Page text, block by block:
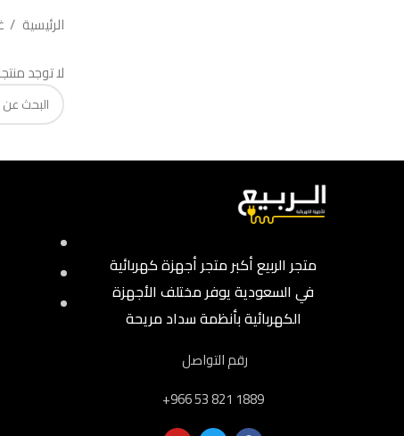
الرئيسية
لا توجد
متجر الربيع أكبر متجر أجهزة كهربائية
في السعودية يوفر مختلف الأجهزة
الكهربائية بأنظمة سداد مريحة
رقم التواصل
‎+966 53 821 1889